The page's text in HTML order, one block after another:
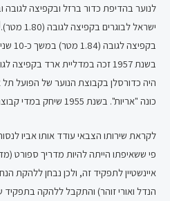
ישראל לבוגרים בקפיצה לגובה (1.80 מטר).
בקפיצה לגובה (1.84 מטר) במשך כ-10 שנים.
היה כדורסלן בקבוצת הנוער של הפועל תל
כונה "אריות". בשנת 1955 שיחק במדי קבוצת הבוגרים של הפועל תל אביב.
לקראת שירותו הצבאי עודד אותו אביו
פי ששאיפתו הייתה להיות מדריך ספורט
איינשטיין לתפקיד זה, ולכן נבחן ללהקת
הנדל ואורי זוהר) והתקבל ללהקה